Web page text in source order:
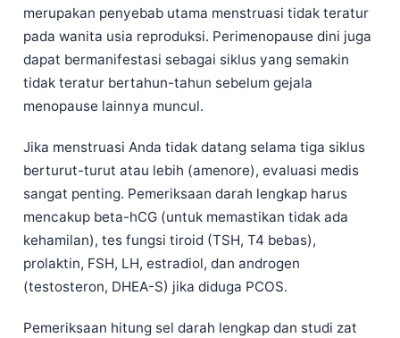
merupakan penyebab utama menstruasi tidak teratur
pada wanita usia reproduksi. Perimenopause dini juga
dapat bermanifestasi sebagai siklus yang semakin
tidak teratur bertahun-tahun sebelum gejala
menopause lainnya muncul.
Jika menstruasi Anda tidak datang selama tiga siklus
berturut-turut atau lebih (amenore), evaluasi medis
sangat penting. Pemeriksaan darah lengkap harus
mencakup beta-hCG (untuk memastikan tidak ada
kehamilan), tes fungsi tiroid (TSH, T4 bebas),
prolaktin, FSH, LH, estradiol, dan androgen
(testosteron, DHEA-S) jika diduga PCOS.
Pemeriksaan hitung sel darah lengkap dan studi zat
Ślōnskŏ gŏdka
Norsk bokmål